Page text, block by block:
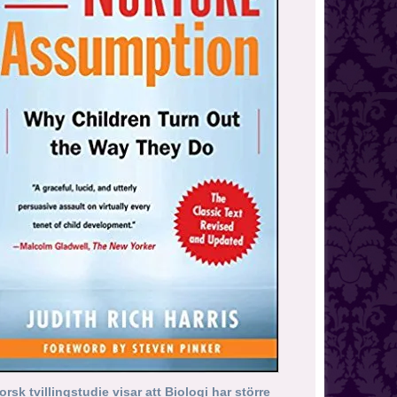
tvillingstudie visar att Biologi har större